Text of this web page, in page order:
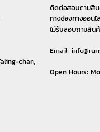
chan,
ติดต่อสอบถามสิ
ทางช่องทางออนไ
ไม่รับสอบถามสิน
Email:
Open Hours: